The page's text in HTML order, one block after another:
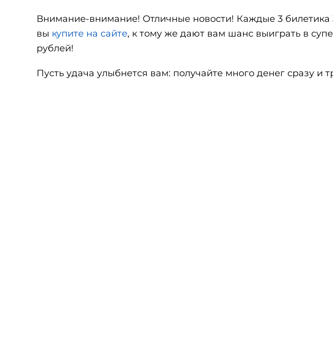
Внимание-внимание! Отличные новости! Каждые 3 билетика
вы купите на сайте, к тому же дают вам шанс выиграть в
рублей!
Пусть удача улыбнется вам: получайте много денег сразу и